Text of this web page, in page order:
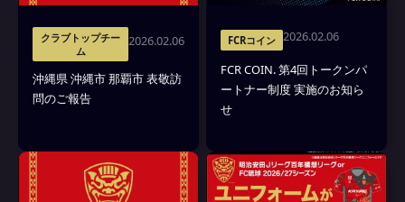
クラブトップチー
ム
2026.02.06
沖縄県 沖縄市 那覇市 表敬訪
問のご報告
FCRコイン 2026.02.06
FCR COIN. 第4回トークンパ
ートナー制度 実施のお知ら
せ